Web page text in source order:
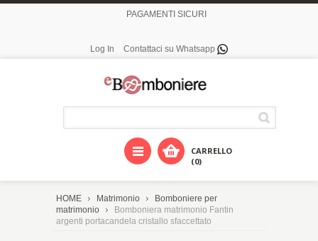
PAGAMENTI SICURI
Log In Contattaci su Whatsapp
CARRELLO
(0)
HOME Matrimonio
Bomboniere per
matrimonio
Bomboniera matrimonio Fantin
argenti portacandela cristallo sfaccettato